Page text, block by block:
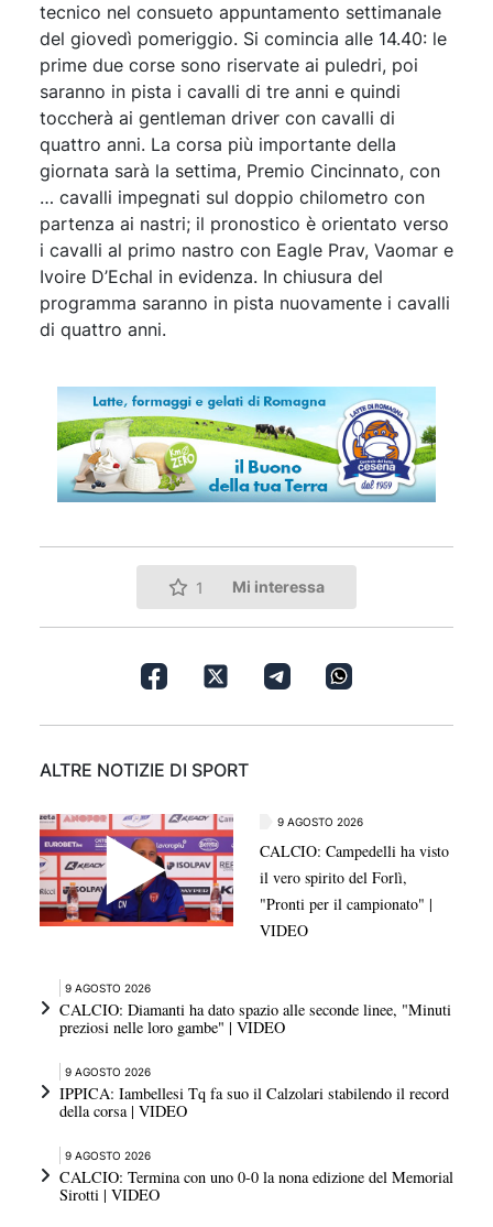
tecnico nel consueto appuntamento settimanale
del giovedì pomeriggio. Si comincia alle 14.40: le
prime due corse sono riservate ai puledri, poi
saranno in pista i cavalli di tre anni e quindi
toccherà ai gentleman driver con cavalli di
quattro anni. La corsa più importante della
giornata sarà la settima, Premio Cincinnato, con
… cavalli impegnati sul doppio chilometro con
partenza ai nastri; il pronostico è orientato verso
i cavalli al primo nastro con Eagle Prav, Vaomar e
Ivoire D’Echal in evidenza. In chiusura del
programma saranno in pista nuovamente i cavalli
di quattro anni.
1 Mi interessa
ALTRE NOTIZIE DI SPORT
9 AGOSTO 2026
CALCIO: Campedelli ha visto
il vero spirito del Forlì,
"Pronti per il campionato" |
VIDEO
9 AGOSTO 2026
CALCIO: Diamanti ha dato spazio alle seconde linee, "Minuti
preziosi nelle loro gambe" | VIDEO
9 AGOSTO 2026
IPPICA: Iambellesi Tq fa suo il Calzolari stabilendo il record
della corsa | VIDEO
9 AGOSTO 2026
CALCIO: Termina con uno 0-0 la nona edizione del Memorial
Sirotti | VIDEO